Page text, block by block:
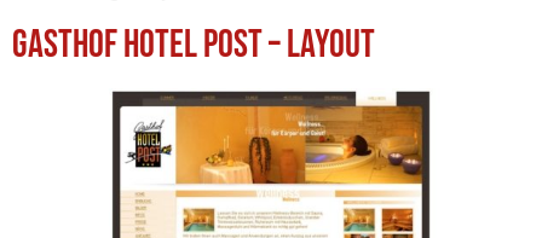
Gasthof Hotel Post – Layout